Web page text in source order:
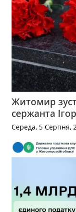
Житомир
сержанта
Середа, 5 Серпня,